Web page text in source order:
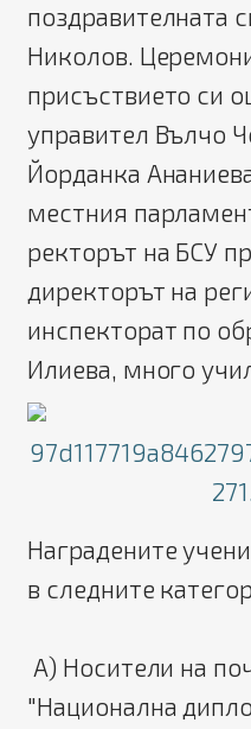
поздравителната
Николов.
присъствието си
управител Вълчо
Йорданка
местния
ректорът на БСУ
директорът на
инспекторат по
Илиева, много
Наградените
в следните
А) Носители на
"Национална